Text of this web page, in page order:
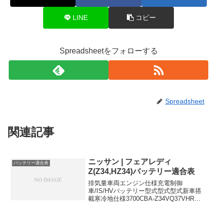
LINE コピー
Spreadsheetをフォローする
Spreadsheet
関連記事
バッテリー適合表
ニッサン | フェアレディ
Z(Z34,HZ34)バッテリー適合表
排気量車両エンジン仕様充電制御
車/IS/HVバッテリー型式型式型式新車搭
載寒冷地仕様3700CBA-Z34VQ37VHR充